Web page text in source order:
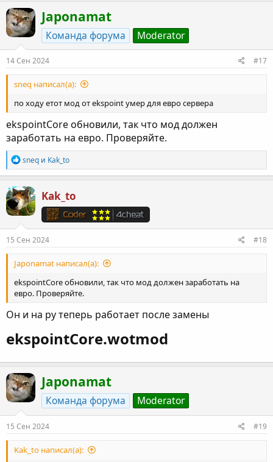
Japonamat
Команда форума Moderator
14 Сен 2024 #17
sneq написал(а):
по ходу етот мод от ekspoint умер для евро сервера
ekspointCore обновили, так что мод должен
заработать на евро. Проверяйте.
Р
е
а
к
ц
и
и
:
sneq и Kak_to
Kak_to
15 Сен 2024 #18
Japonamat написал(а):
ekspointCore обновили, так что мод должен заработать на
евро. Проверяйте.
Он и на ру теперь работает после замены
ekspointCore.wotmod​
Japonamat
Команда форума Moderator
15 Сен 2024 #19
Kak_to написал(а):